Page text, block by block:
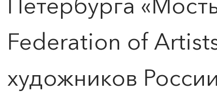
Federation of
художников